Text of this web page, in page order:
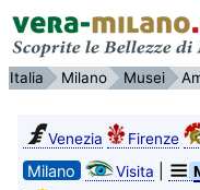
Italia Milano Musei
Venezia Firenze
Milano Visita